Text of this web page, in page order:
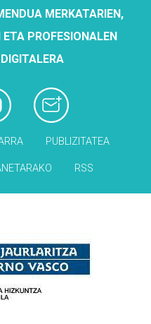
MERKATARIEN,
PROFESIONALEN
PUBLIZITATEA
RSS